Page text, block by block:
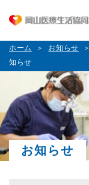
ホーム お知らせ
知らせ
お知らせ